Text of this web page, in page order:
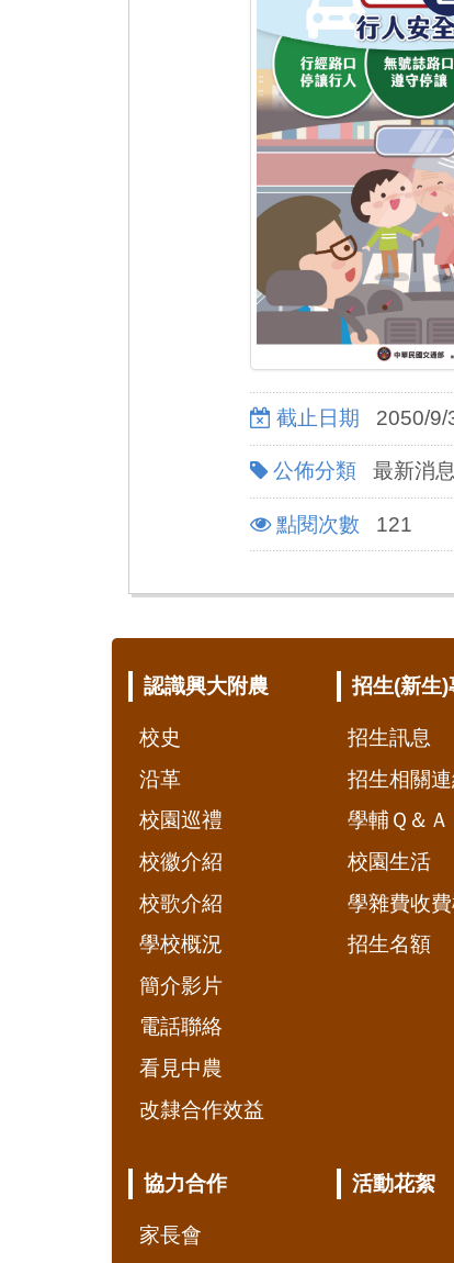
截止日期 2050/9/
公佈分類 最新消
點閱次數 121
認識興大附農
校史
沿革
校園巡禮
校徽介紹
校歌介紹
學校概況
簡介影片
電話聯絡
看見中農
改隸合作效益
招生(新生)
招生訊息
招生相關
學輔Ｑ＆Ａ
校園生活
學雜費收
招生名額
協力合作
家長會
活動花絮